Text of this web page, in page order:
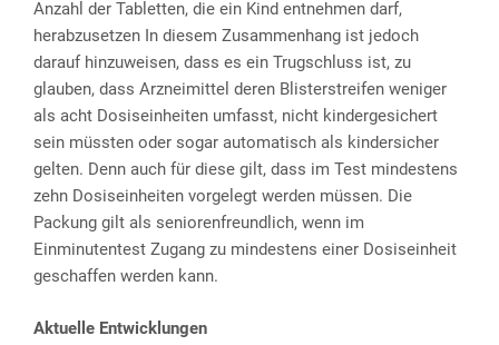
Anzahl der Tabletten, die ein Kind entnehmen darf,
herabzusetzen In diesem Zusammenhang ist jedoch
darauf hinzuweisen, dass es ein Trugschluss ist, zu
glauben, dass Arzneimittel deren Blisterstreifen weniger
als acht Dosiseinheiten umfasst, nicht kindergesichert
sein müssten oder sogar automatisch als kindersicher
gelten. Denn auch für diese gilt, dass im Test mindestens
zehn Dosiseinheiten vorgelegt werden müssen. Die
Packung gilt als seniorenfreundlich, wenn im
Einminutentest Zugang zu mindestens einer Dosiseinheit
geschaffen werden kann.
Aktuelle Entwicklungen